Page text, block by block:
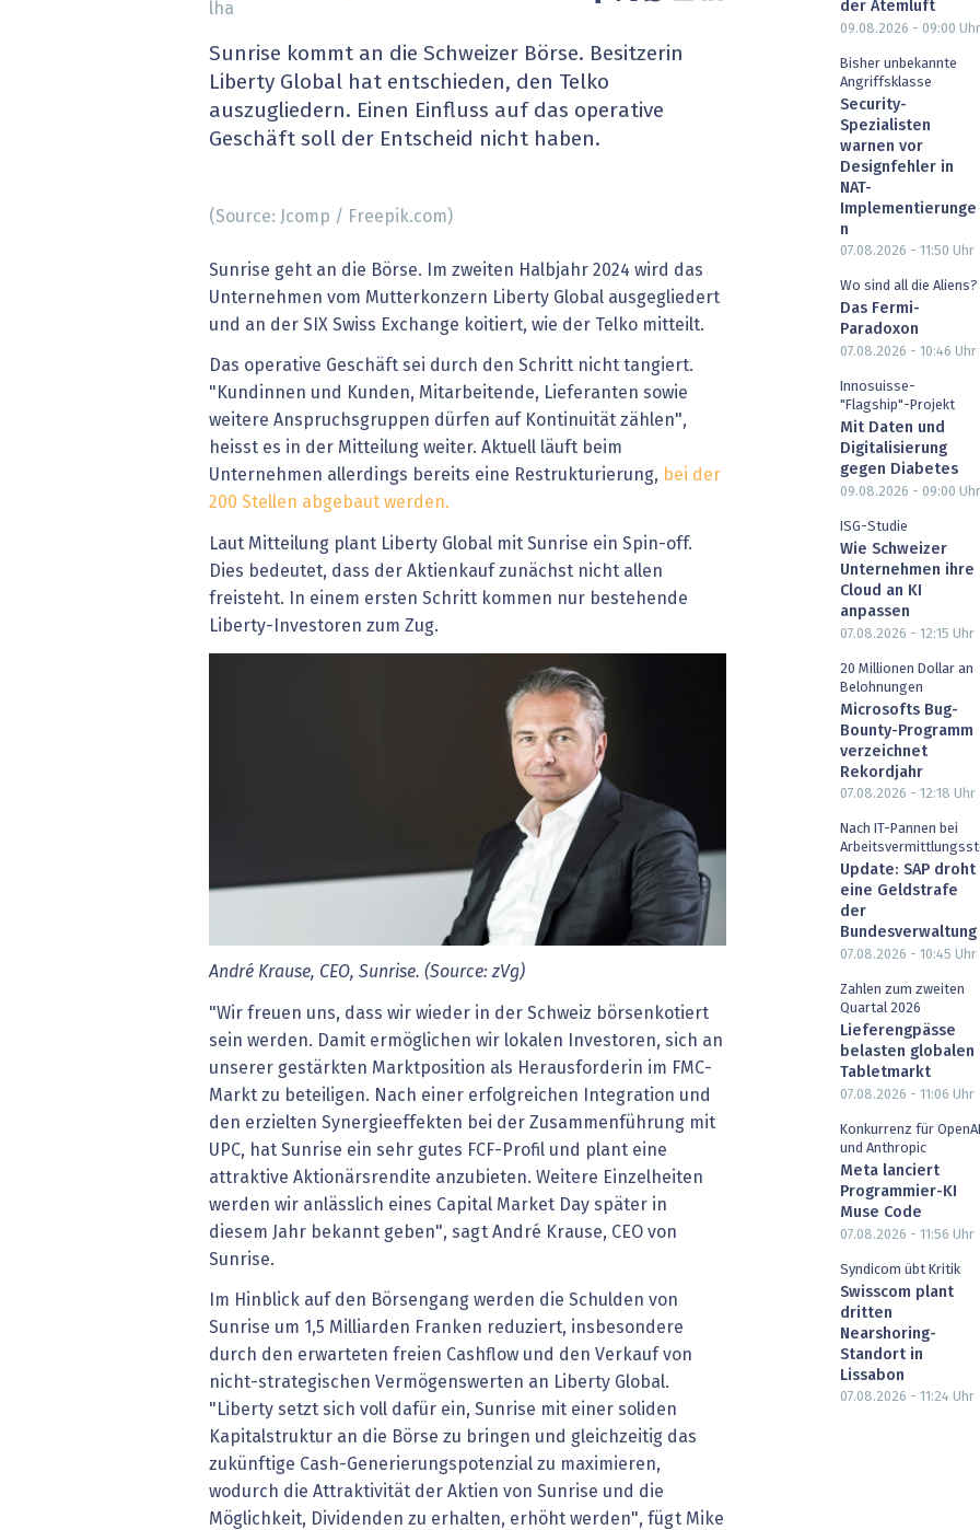
Blockchain
EU-DSGVO
» alle Dossiers
Artificial Intelligence
Fintech & Insurtech
Professional AV & Digital Signage
» alle Specials
lha
Sunrise kommt an die Schweizer Börse. Besitzerin
Liberty Global hat entschieden, den Telko
auszugliedern. Einen Einfluss auf das operative
Geschäft soll der Entscheid nicht haben.
(Source: Jcomp / Freepik.com)
Sunrise geht an die Börse. Im zweiten Halbjahr 2024 wird das
Unternehmen vom Mutterkonzern Liberty Global ausgegliedert
und an der SIX Swiss Exchange koitiert, wie der Telko mitteilt.
Das operative Geschäft sei durch den Schritt nicht tangiert.
"Kundinnen und Kunden, Mitarbeitende, Lieferanten sowie
weitere Anspruchsgruppen dürfen auf Kontinuität zählen",
heisst es in der Mitteilung weiter. Aktuell läuft beim
Unternehmen allerdings bereits eine Restrukturierung, bei der
200 Stellen abgebaut werden.
Laut Mitteilung plant Liberty Global mit Sunrise ein Spin-off.
Dies bedeutet, dass der Aktienkauf zunächst nicht allen
freisteht. In einem ersten Schritt kommen nur bestehende
Liberty-Investoren zum Zug.
André Krause, CEO, Sunrise. (Source: zVg)
"Wir freuen uns, dass wir wieder in der Schweiz börsenkotiert
sein werden. Damit ermöglichen wir lokalen Investoren, sich an
unserer gestärkten Marktposition als Herausforderin im FMC-
Markt zu beteiligen. Nach einer erfolgreichen Integration und
den erzielten Synergieeffekten bei der Zusammenführung mit
UPC, hat Sunrise ein sehr gutes FCF-Profil und plant eine
attraktive Aktionärsrendite anzubieten. Weitere Einzelheiten
werden wir anlässlich eines Capital Market Day später in
diesem Jahr bekannt geben", sagt André Krause, CEO von
Sunrise.
Im Hinblick auf den Börsengang werden die Schulden von
Sunrise um 1,5 Milliarden Franken reduziert, insbesondere
durch den erwarteten freien Cashflow und den Verkauf von
nicht-strategischen Vermögenswerten an Liberty Global.
"Liberty setzt sich voll dafür ein, Sunrise mit einer soliden
Kapitalstruktur an die Börse zu bringen und gleichzeitig das
zukünftige Cash-Generierungspotenzial zu maximieren,
wodurch die Attraktivität der Aktien von Sunrise und die
Möglichkeit, Dividenden zu erhalten, erhöht werden", fügt Mike
der Atemluft
09.08.2026 - 09:00 Uhr
Bisher unbekannte
Angriffsklasse
Security-
Spezialisten
warnen vor
Designfehler in
NAT-
Implementierunge
n
07.08.2026 - 11:50 Uhr
Wo sind all die Aliens?
Das Fermi-
Paradoxon
07.08.2026 - 10:46 Uhr
Innosuisse-
"Flagship"-Projekt
Mit Daten und
Digitalisierung
gegen Diabetes
09.08.2026 - 09:00 Uhr
ISG-Studie
Wie Schweizer
Unternehmen ihre
Cloud an KI
anpassen
07.08.2026 - 12:15 Uhr
20 Millionen Dollar an
Belohnungen
Microsofts Bug-
Bounty-Programm
verzeichnet
Rekordjahr
07.08.2026 - 12:18 Uhr
Nach IT-Pannen bei
Update: SAP droht
eine Geldstrafe
der
Bundesverwaltung
07.08.2026 - 10:45 Uhr
Zahlen zum zweiten
Quartal 2026
Lieferengpässe
belasten globalen
Tabletmarkt
07.08.2026 - 11:06 Uhr
Konkurrenz für OpenAI
und Anthropic
Meta lanciert
Programmier-KI
Muse Code
07.08.2026 - 11:56 Uhr
Syndicom übt Kritik
Swisscom plant
dritten
Nearshoring-
Standort in
Lissabon
07.08.2026 - 11:24 Uhr